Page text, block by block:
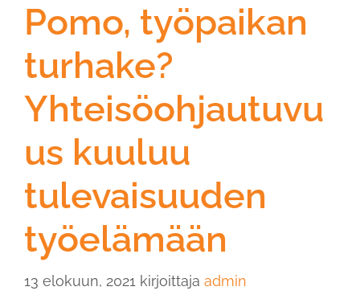
Pomo, työpaikan
turhake?
Yhteisöohjautuvu
us kuuluu
tulevaisuuden
työelämään
13 elokuun, 2021 kirjoittaja admin